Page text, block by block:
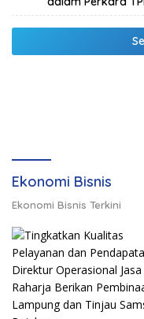
Tuntutan JPU
Ekonomi Bisnis
Ekonomi Bisnis Terkini